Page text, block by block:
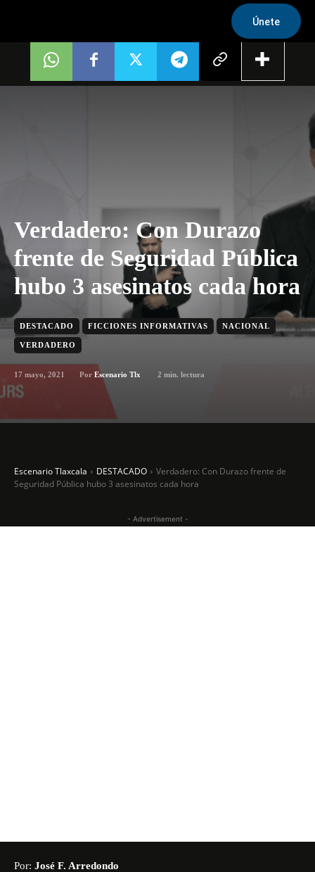
Únete
Verdadero: Con Durazo
frente de Seguridad Pública
hubo 3 asesinatos cada hora
DESTACADO FICCIONES INFORMATIVAS NACIONAL
VERDADERO
17 mayo, 2021 Por Escenario Tlx 2 min. lectura
Escenario Tlaxcala DESTACADO
Verdadero: Con Durazo frente de
Seguridad Pública hubo 3 asesinatos cada hora
- Advertisement -
Por: José F. Arredondo